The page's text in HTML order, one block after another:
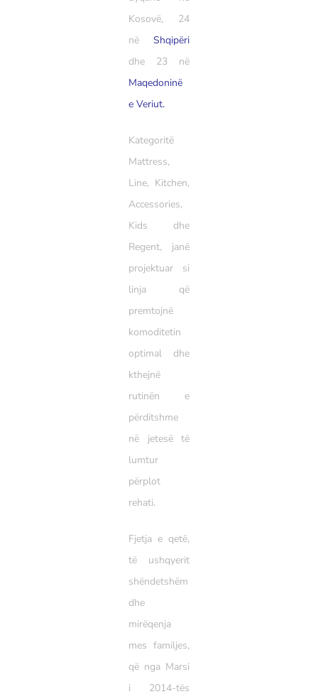
Kosovë, 24
në Shqipëri
dhe 23 në
Maqedoninë
e Veriut.
Kategoritë
Mattress,
Line, Kitchen,
Accessories,
Kids dhe
Regent, janë
projektuar si
linja që
premtojnë
komoditetin
optimal dhe
kthejnë
rutinën e
përditshme
në jetesë të
lumtur
përplot
rehati.
Fjetja e qetë,
të ushqyerit
shëndetshëm
dhe
mirëqenja
mes familjes,
që nga Marsi
i 2014-tës